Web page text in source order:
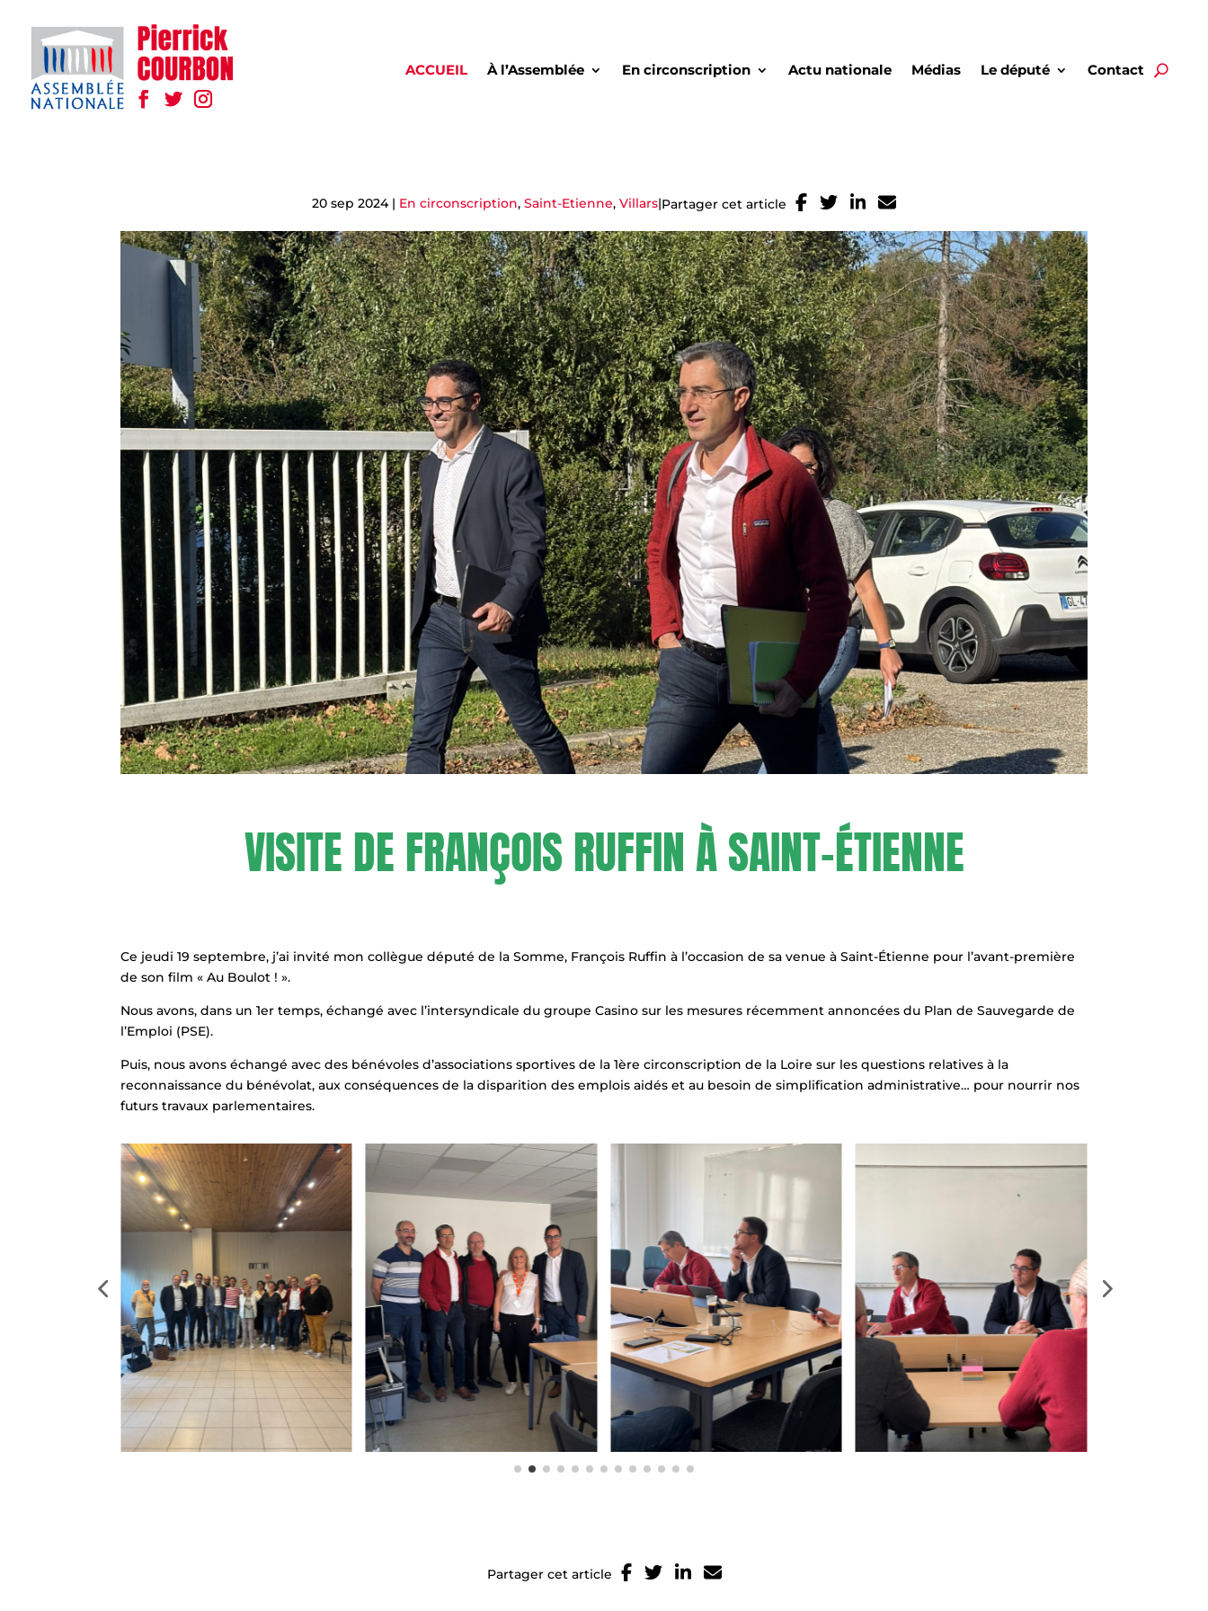
ACCUEIL À l’Assemblée En circonscription Actu nationale Médias Le député Contact
20 sep 2024| En circonscription, Saint-Etienne, Villars|Partager cet article
VISITE DE FRANÇOIS RUFFIN À SAINT-ÉTIENNE
Ce jeudi 19 septembre, j’ai invité mon collègue député de la Somme, François Ruffin à l’occasion de sa venue à Saint-Étienne pour l’avant-première
de son film « Au Boulot ! ».
Nous avons, dans un 1er temps, échangé avec l’intersyndicale du groupe Casino sur les mesures récemment annoncées du Plan de Sauvegarde de
l’Emploi (PSE).
Puis, nous avons échangé avec des bénévoles d’associations sportives de la 1ère circonscription de la Loire sur les questions relatives à la
reconnaissance du bénévolat, aux conséquences de la disparition des emplois aidés et au besoin de simplification administrative… pour nourrir nos
futurs travaux parlementaires.
Partager cet article